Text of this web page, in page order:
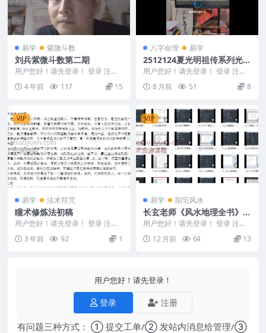
易学 紫微斗数
刘兵紫微斗数第二期
用户您好！请先登录！ 登录 注册
刘兵紫微斗数第二期 编号：3068
DB0804...
4 年前 117 15
八字命理 易学
2512124夏光明祖传系列光明
师亲授《催婚、婚姻化解十大
不传之秘》 1节视频Y
用户您好！请先登录！ 登录 注册
夏光明祖传系列光明师亲授《催
婚、婚姻化解十大不...
8 月前 51 8
VIP
易学 法术符咒
瞳术修炼法初稿
用户您好！请先登录！ 登录 注册
3 年前 92 1
VIP
易学 阳宅风水
长玄老师《风水地理全书》视
频课程69集Y
用户您好！请先登录！ 登录 注册
长玄老师《风水地理全书》视频课
程69集Y 25...
12 月前 64 13
用户您好！请先登录！
登录 注册
有问题三种方式： ① 提交工单/② 发站内消息给管理/③